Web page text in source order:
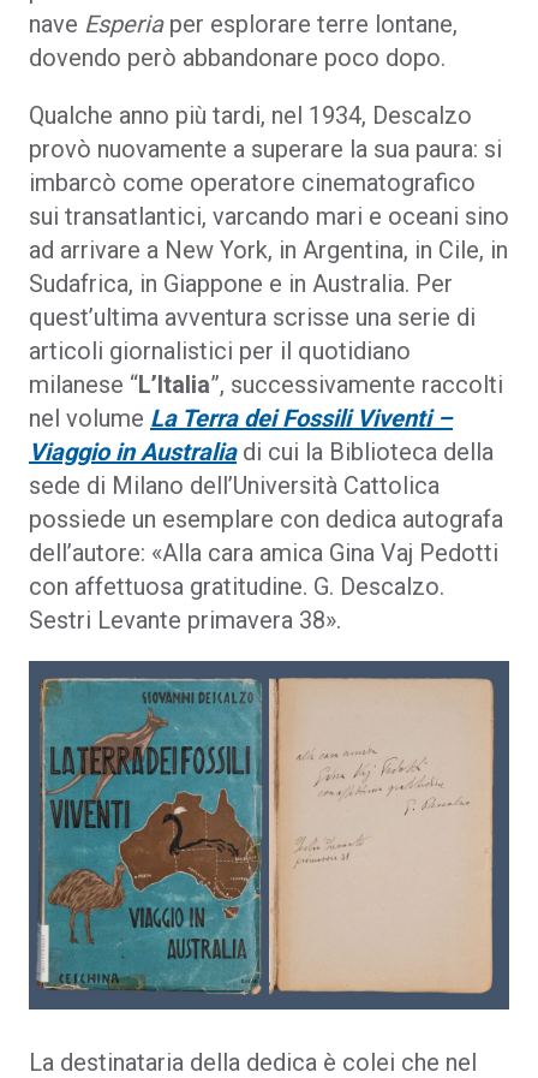
nave Esperiaper esplorare terre lontane,
dovendo però abbandonare poco dopo.
Qualche anno più tardi, nel 1934, Descalzo
provò nuovamente a superare la sua paura: si
imbarcò come operatore cinematografico
sui transatlantici, varcando mari e oceani sino
ad arrivare a New York, in Argentina, in Cile, in
Sudafrica, in Giappone e in Australia. Per
quest’ultima avventura scrisse una serie di
articoli giornalistici per il quotidiano
milanese “L’Italia”, successivamente raccolti
nel volume La Terra dei Fossili Viventi –
Viaggio in Australia di cui la Biblioteca della
sede di Milano dell’Università Cattolica
possiede un esemplare con dedica autografa
dell’autore: «Alla cara amica Gina Vaj Pedotti
con affettuosa gratitudine. G. Descalzo.
Sestri Levante primavera 38».
La destinataria della dedica è colei che nel